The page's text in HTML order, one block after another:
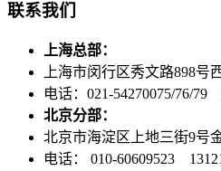
联系我们
上海总部：
上海市闵行区秀文路898号
电话：021-54270075/76/79
北京分部：
北京市海淀区上地三街9号
电话： 010-60609523